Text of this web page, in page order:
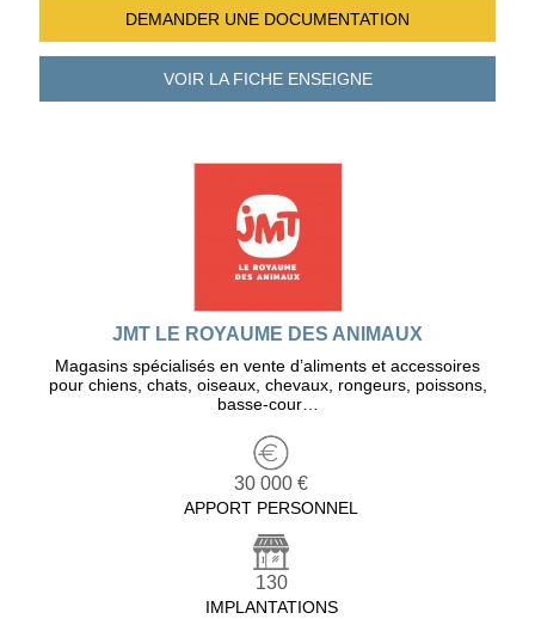
DEMANDER UNE DOCUMENTATION
VOIR LA FICHEENSEIGNE
JMT LE ROYAUME DES ANIMAUX
Magasins spécialisés en vente d’aliments et accessoires
pour chiens, chats, oiseaux, chevaux, rongeurs, poissons,
basse-cour…
30 000 €
APPORT PERSONNEL
130
IMPLANTATIONS